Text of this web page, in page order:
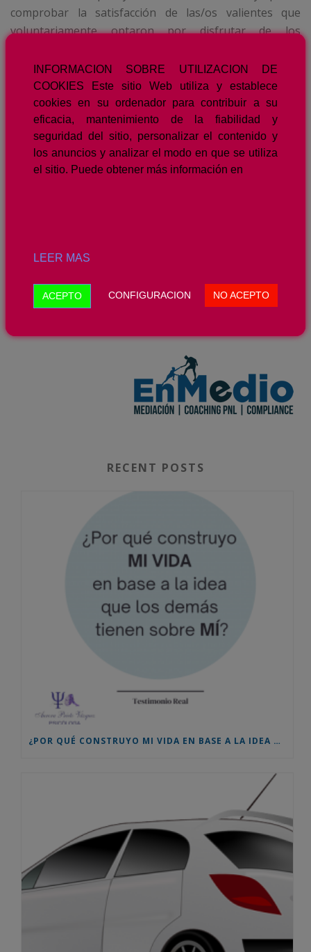
comprobar la satisfacción de las/os valientes que
voluntariamente optaron por disfrutar de los
haciéndonos participes de un momento tan importante
en su vida.
No podemos dejar de felicitar a laFacultad de
Económicas de la Universidad de Granadapor
conseguir con esta iniciativa anual aportar valor
añadido a esta nuestra profesión tan maltratada por
depositado en nosotros, apostando por el Coaching
«El futuro pertenece a los que creen en la belleza
RECENT POSTS
¿POR QUÉ CONSTRUYO MI VIDA EN BASE A LA IDEA QUE LOS DEMÁS TIENEN SOBRE MÍ? TESTIMONIO REAL
INFORMACION SOBRE UTILIZACION DE
COOKIES Este sitio Web utiliza y establece
cookies en su ordenador para contribuir a su
eficacia, mantenimiento de la fiabilidad y
seguridad del sitio, personalizar el contenido y
los anuncios y analizar el modo en que se utiliza
el sitio. Puede obtener más información en
LEER MAS
ACEPTO NO ACEPTO
CONFIGURACION